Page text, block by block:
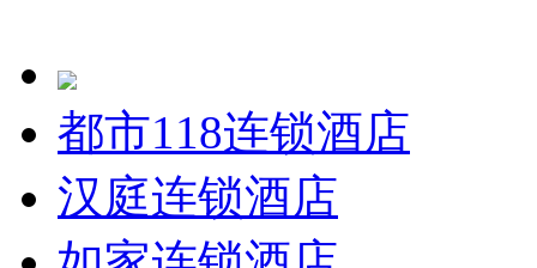
都市118连锁酒店
汉庭连锁酒店